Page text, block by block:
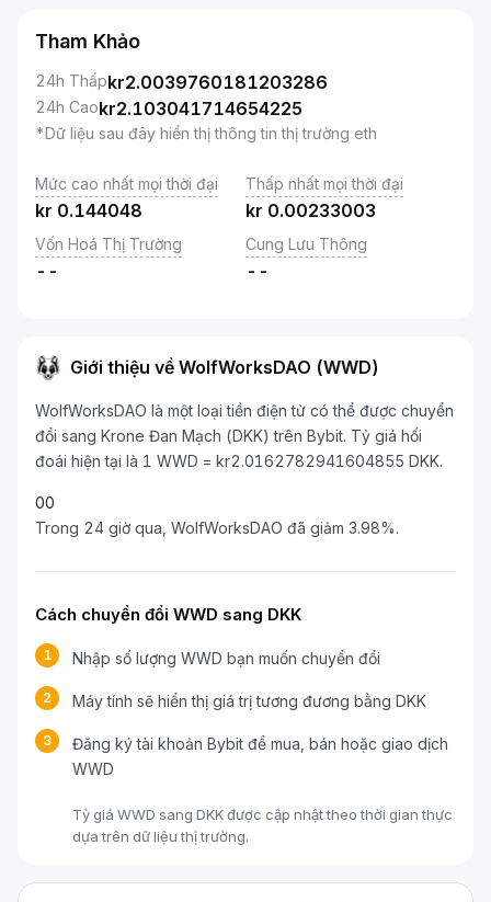
Tham Khảo
24h Thấpkr2.0039760181203286
24h Caokr2.103041714654225
*Dữ liệu sau đây hiển thị thông tin thị trường eth
Mức cao nhất mọi thời đại
kr 0.144048
Thấp nhất mọi thời đại
kr 0.00233003
Vốn Hoá Thị Trường
--
Cung Lưu Thông
--
Giới thiệu về WolfWorksDAO (WWD)
WolfWorksDAO là một loại tiền điện tử có thể được chuyển
đổi sang Krone Đan Mạch (DKK) trên Bybit. Tỷ giá hối
đoái hiện tại là 1 WWD = kr2.0162782941604855 DKK.
00
Trong 24 giờ qua, WolfWorksDAO đã giảm 3.98%.
Cách chuyển đổi WWD sang DKK
1 Nhập số lượng WWD bạn muốn chuyển đổi
2 Máy tính sẽ hiển thị giá trị tương đương bằng DKK
3
Đăng ký tài khoản Bybit để mua, bán hoặc giao dịch
WWD
Tỷ giá WWD sang DKK được cập nhật theo thời gian thực
dựa trên dữ liệu thị trường.